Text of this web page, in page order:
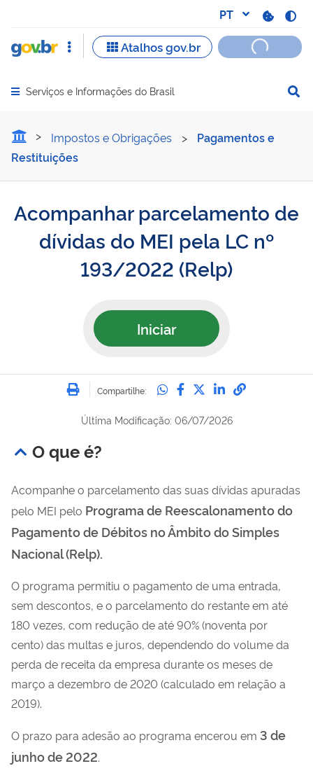
Abrir menu principal de navegação
Serviços e Informações do Brasil
Acompanhar
Impostos e Obrigações >
Pagamentos e
Restituições
Acompanhar parcelamento de
dívidas do MEI pela LC nº
193/2022 (Relp)
Iniciar
Imprimir
Compartilhe: Compartilhe no
Compartilhe no
Compartilhe no
Compartilhe
Última Modificação: 06/07/2026
O que é?
Acompanhe o parcelamento das suas dívidas apuradas
pelo MEI pelo Programa de Reescalonamento do
Pagamento de Débitos no Âmbito do Simples
Nacional (Relp).
O programa permitiu o pagamento de uma entrada,
sem descontos, e o parcelamento do restante em até
180 vezes, com redução de até 90% (noventa por
cento) das multas e juros, dependendo do volume da
perda de receita da empresa durante os meses de
março a dezembro de 2020 (calculado em relação a
2019).
O prazo para adesão ao programa encerou em 3 de
junho de 2022.